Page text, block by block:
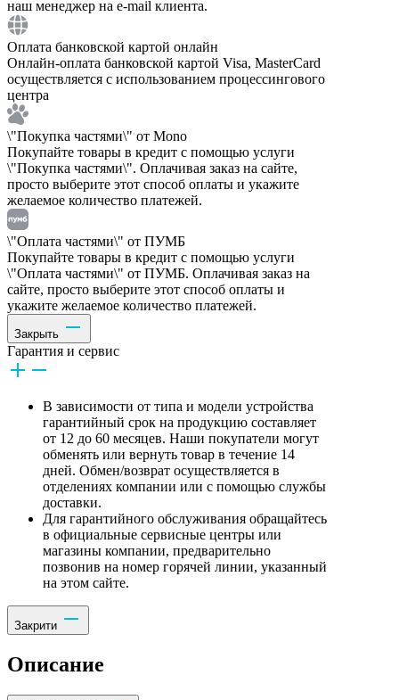
наш менеджер на e-mail клиента.
Оплата банковской картой онлайн
Онлайн-оплата банковской картой Visa, MasterCard
осуществляется с использованием процессингового
центра
\"Покупка частями\" от Mono
Покупайте товары в кредит с помощью услуги
\"Покупка частями\". Оплачивая заказ на сайте,
просто выберите этот способ оплаты и укажите
желаемое количество платежей.
\"Оплата частями\" от ПУМБ
Покупайте товары в кредит с помощью услуги
\"Оплата частями\" от ПУМБ. Оплачивая заказ на
сайте, просто выберите этот способ оплаты и
укажите желаемое количество платежей.
Закрыть
Гарантия и сервис
В зависимости от типа и модели устройства
гарантийный срок на продукцию составляет
от 12 до 60 месяцев. Наши покупатели могут
обменять или вернуть товар в течение 14
дней. Обмен/возврат осуществляется в
отделениях компании или с помощью службы
доставки.
Для гарантийного обслуживания обращайтесь
в официальные сервисные центры или
магазины компании, предварительно
позвонив на номер горячей линии, указанный
на этом сайте.
Закрити
Описание